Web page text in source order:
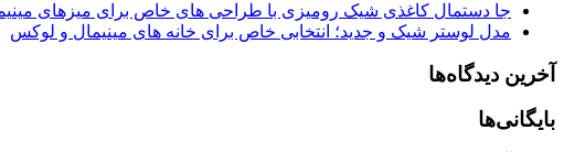
جا دستمال کاغذی شیک رومیزی با طراحی های خاص برای میزهای
مدل لوستر شیک و جدید؛ انتخابی خاص برای خانه های مینیمال و لوکس
آخرین دیدگاه‌ها
بایگانی‌ها